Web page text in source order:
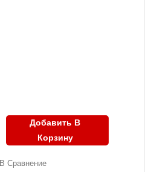
Добавить В
Корзину
В Сравнение